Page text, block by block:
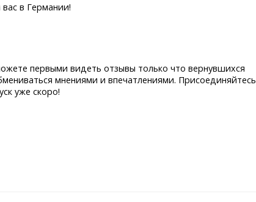
в Германии!
первыми видеть отзывы только что вернувшихся
мнениями и впечатлениями. Присоединяйтесь
уже скоро!